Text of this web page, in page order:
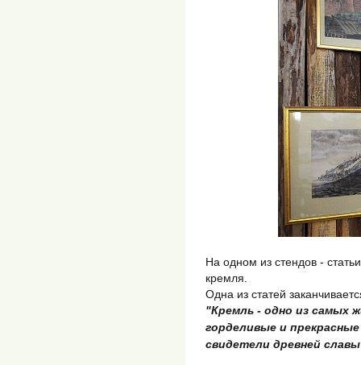
На одном из стендов -
кремля.
Одна из статей
"Кремль - одно из самых
горделивые и
свидетели древней